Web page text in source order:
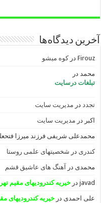
آخرین دیدگاه‌ها
Firouz درکوه میشو
محمد در
تبلغات درسایت
تجدد در مدیریت سایت
اکبر در مدیریت سایت
محمدعلی شریفی فرزند میرزا
کندری در شخصیتهای علمی روستا
محمدی در آهنگ های عاشیق قشم
javad درخیریه کندرودیهای مقیم
علی احمدی درخیریه کندرودیهای